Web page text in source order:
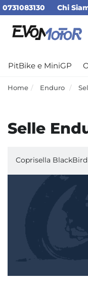
0731083130 Chi
PitBike e MiniGP
Home Enduro
Selle
Coprisella